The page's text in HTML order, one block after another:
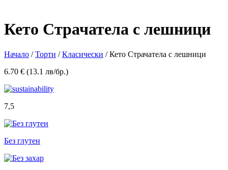
Кето Страчатела с лешници
Начало /Торти /Класически / Кето Страчатела с лешници
6.70 € (13.1 лв/бр.)
7,5
Без глутен